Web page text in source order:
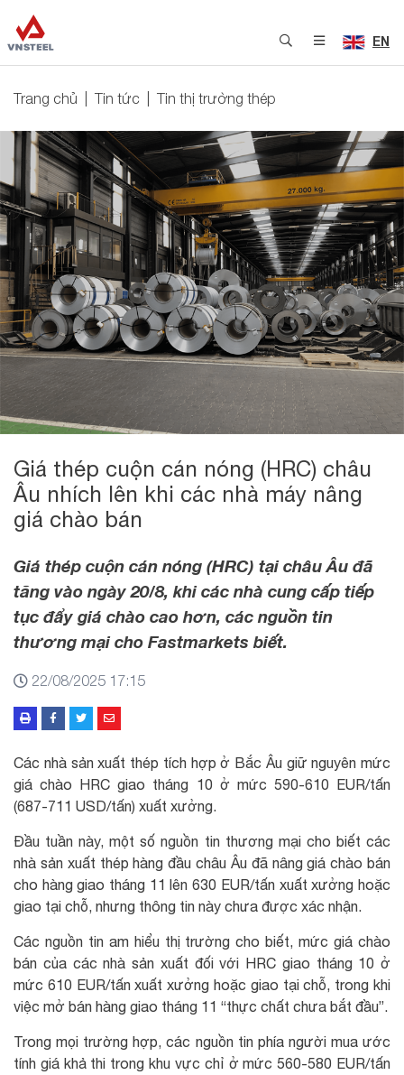
EN
Trang chủ Tin tức Tin thị trường thép
Giá thép cuộn cán nóng (HRC) châu
Âu nhích lên khi các nhà máy nâng
giá chào bán
Giá thép cuộn cán nóng (HRC) tại châu Âu đã
tăng vào ngày 20/8, khi các nhà cung cấp tiếp
tục đẩy giá chào cao hơn, các nguồn tin
thương mại cho Fastmarkets biết.
22/08/2025 17:15
Các nhà sản xuất thép tích hợp ở Bắc Âu giữ nguyên mức
giá chào HRC giao tháng 10 ở mức 590-610 EUR/tấn
(687-711 USD/tấn) xuất xưởng.
Đầu tuần này, một số nguồn tin thương mại cho biết các
nhà sản xuất thép hàng đầu châu Âu đã nâng giá chào bán
cho hàng giao tháng 11 lên 630 EUR/tấn xuất xưởng hoặc
giao tại chỗ, nhưng thông tin này chưa được xác nhận.
Các nguồn tin am hiểu thị trường cho biết, mức giá chào
bán của các nhà sản xuất đối với HRC giao tháng 10 ở
mức 610 EUR/tấn xuất xưởng hoặc giao tại chỗ, trong khi
việc mở bán hàng giao tháng 11 “thực chất chưa bắt đầu”.
Trong mọi trường hợp, các nguồn tin phía người mua ước
tính giá khả thi trong khu vực chỉ ở mức 560-580 EUR/tấn